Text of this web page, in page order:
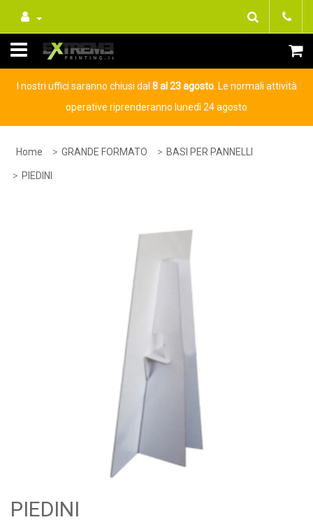
I nostri uffici saranno chiusi dal 8 al 23 agosto. Le normali attività
operative riprenderanno lunedì 24 agosto
Home GRANDE FORMATO BASI PER PANNELLI
PIEDINI
PIEDINI